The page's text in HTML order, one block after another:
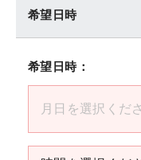
希望日時
希望日時：